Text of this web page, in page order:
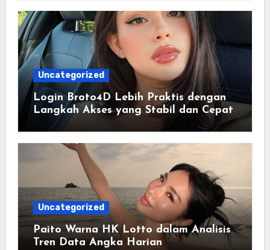
Uncategorized
Login Broto4D Lebih Praktis dengan
Langkah Akses yang Stabil dan Cepat
Uncategorized
Paito Warna HK Lotto dalam Analisis
Tren Data Angka Harian